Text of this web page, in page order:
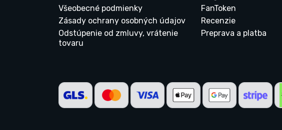
Všeobecné podmienky
Zásady ochrany osobných údajov
Odstúpenie od zmluvy, vrátenie
tovaru
FanToken
Recenzie
Preprava a platba